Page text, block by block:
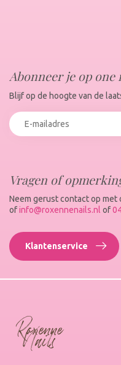
Vragen of
Neem gerust contact op met
ofinfo@roxennenails.nl of
Klantenservice
Abonneer je op
Blijf op de hoogte van de